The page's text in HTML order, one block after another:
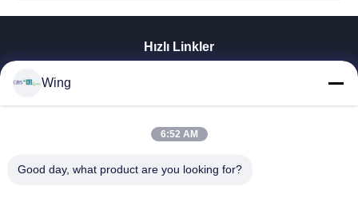
Hızlı Linkler
VR Gösterisi
Fabrika Turu
Wing
6:52 AM
Good day, what product are you looking for?